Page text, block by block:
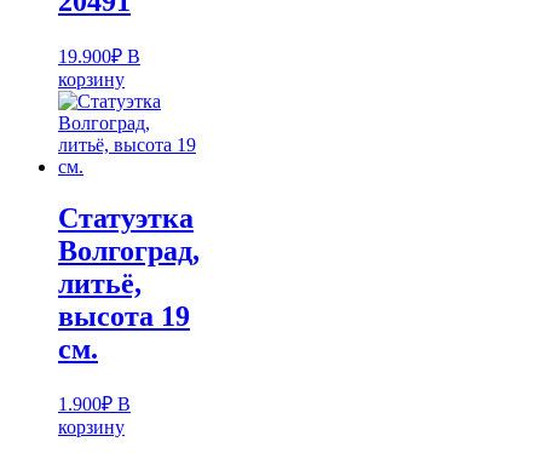
19.900₽ В
корзину
Статуэтка
Волгоград,
литьё,
высота 19
см.
1.900₽ В
корзину